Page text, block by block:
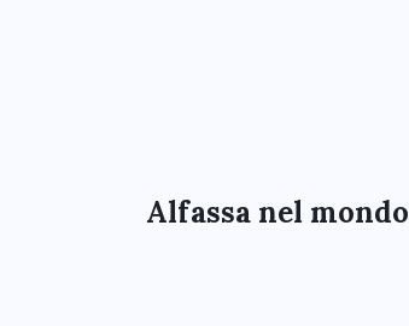
Alfassa nel mondo